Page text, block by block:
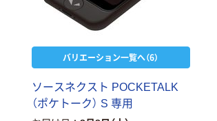
バリエーション一覧へ（6）
ソースネクスト POCKETALK
（ポケトーク） S 専用